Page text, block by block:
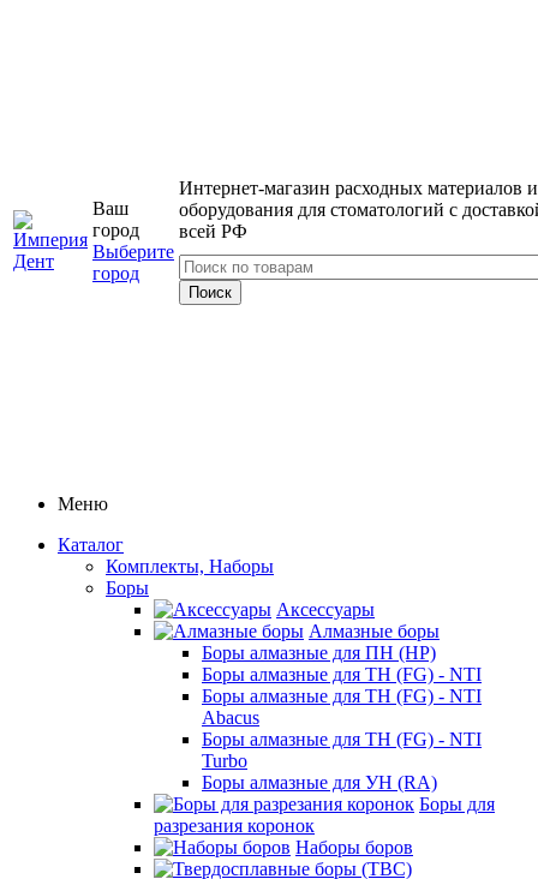
Ваш
город
Выберите
город
Интернет-магазин расходных материалов и
оборудования для стоматологий с
всей РФ
Меню
Каталог
Комплекты, Наборы
Боры
Аксессуары
Алмазные боры
Боры алмазные для ПН (HP)
Боры алмазные для ТН (FG) - NTI
Боры алмазные для ТН (FG) - NTI
Abacus
Боры алмазные для ТН (FG) - NTI
Turbo
Боры алмазные для УН (RA)
Боры для
разрезания коронок
Наборы боров